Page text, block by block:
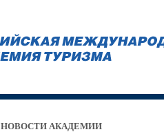
НОВОСТИ АКАДЕМИИ